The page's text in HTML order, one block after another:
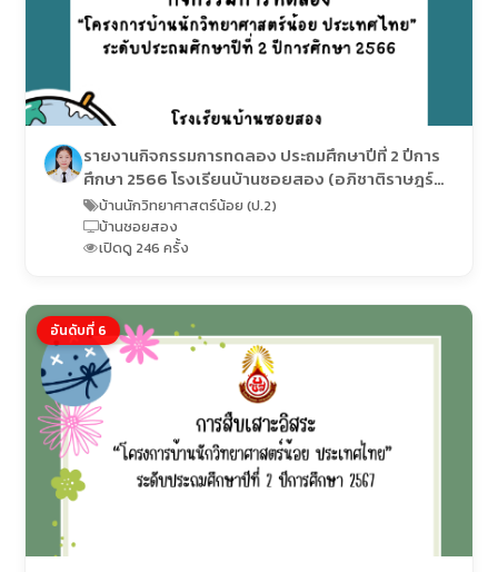
รายงานกิจกรรมการทดลอง ประถมศึกษาปีที่ 2 ปีการ
ศึกษา 2566 โรงเรียนบ้านซอยสอง (อภิชาติราษฎร์
อุปถัมภ์)
บ้านนักวิทยาศาสตร์น้อย (ป.2)
บ้านซอยสอง
เปิดดู 246 ครั้ง
อันดับที่ 6